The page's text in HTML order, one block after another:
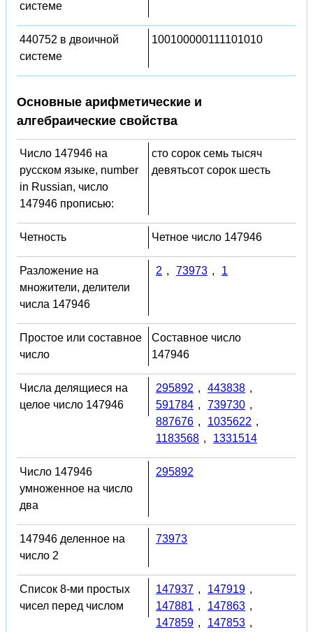
системе
440752 в двоичной
системе
100100000111101010
Основные арифметические и
алгебраические свойства
Число 147946 на
русском языке, number
in Russian, число
147946 прописью:
сто сорок семь тысяч
девятьсот сорок шесть
Четность Четное число 147946
Разложение на
множители, делители
числа 147946
2 , 73973 , 1
Простое или составное
число
Составное число
147946
Числа делящиеся на
целое число 147946
295892 , 443838 ,
591784 , 739730 ,
887676 , 1035622 ,
1183568 , 1331514
Число 147946
умноженное на число
два
295892
147946 деленное на
число 2
73973
Список 8-ми простых
чисел перед числом
147937 , 147919 ,
147881 , 147863 ,
147859 , 147853 ,